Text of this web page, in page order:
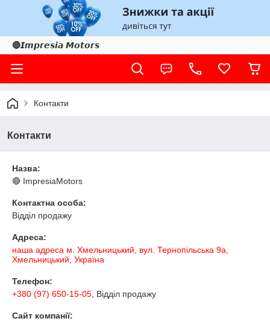
🔴𝙄𝙢𝙥𝙧𝙚𝙨𝙞𝙖 𝙈𝙤𝙩𝙤𝙧𝙨
Контакти
Контакти
Назва:
🔴 ImpresiaMotors
Контактна особа:
Відділ продажу
Адреса:
наша адреса м. Хмельницький, вул. Тернопільська 9а,
Хмельницький, Україна
Телефон:
+380 (97) 650-15-05 , Відділ продажу
Сайт компанії: